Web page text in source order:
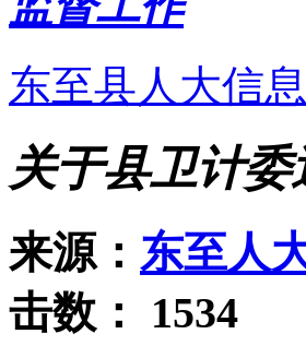
东至县人大信
关于县卫计
来源： 东至人
击数： 1534